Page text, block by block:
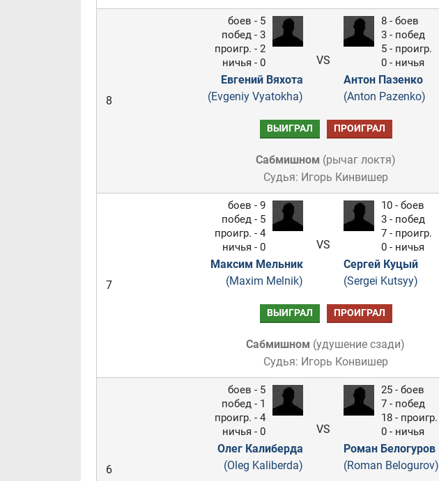
8
боев - 5
побед - 3
проигр. - 2
ничья - 0
Евгений Вяхота
(Evgeniy Vyatokha)
VS
8 - боев
3 - побед
5 - проигр.
0 - ничья
Антон Пазенко
(Anton Pazenko)
ВЫИГРАЛ ПРОИГРАЛ
Сабмишном (рычаг локтя)
Судья: Игорь Кинвишер
7
боев - 9
побед - 5
проигр. - 4
ничья - 0
Максим Мельник
(Maxim Melnik)
VS
10 - боев
3 - побед
7 - проигр.
0 - ничья
Сергей Куцый
(Sergei Kutsyy)
ВЫИГРАЛ ПРОИГРАЛ
Сабмишном (удушение сзади)
Судья: Игорь Конвишер
6
боев - 5
побед - 1
проигр. - 4
ничья - 0
Олег Калиберда
(Oleg Kaliberda)
VS
25 - боев
7 - побед
18 - проигр.
0 - ничья
Роман Белогуров
(Roman Belogurov)